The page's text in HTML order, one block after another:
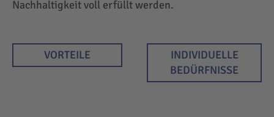
Nachhaltigkeit voll erfüllt werden.
VORTEILE
INDIVIDUELLE
BEDÜRFNISSE